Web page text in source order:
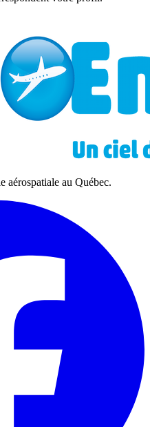
aérospatiale au Québec.